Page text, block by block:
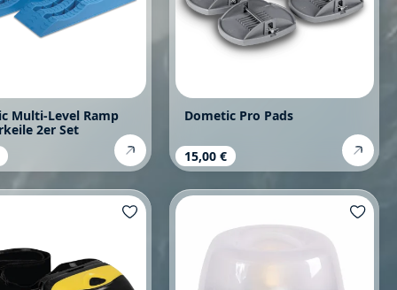
Multi-Level Ramp
2er Set
Preis:
Dometic Pro Pads
Regulärer Preis:
15,00 €